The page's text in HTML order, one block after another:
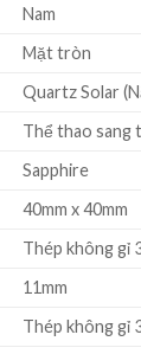
Nam
Mặt tròn
Quartz Solar
Thể thao sang
Sapphire
40mm x 40mm
Thép không gỉ
11mm
Thép không gỉ